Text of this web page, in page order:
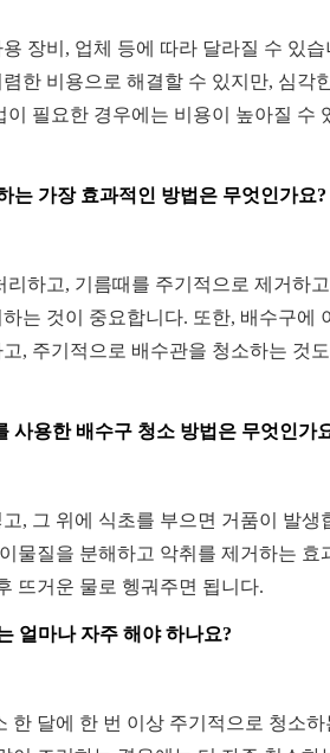
장비, 업체 등에 따라 달라질 수 있습
한 비용으로 해결할 수 있지만, 심각
필요한 경우에는 비용이 높아질 수
는 가장 효과적인 방법은 무엇인가요?
하고, 기름때를 주기적으로 제거하
는 것이 중요합니다. 또한, 배수구에
, 주기적으로 배수관을 청소하는 것
사용한 배수구 청소 방법은 무엇인가
, 그 위에 식초를 부으면 거품이 발생
물질을 분해하고 악취를 제거하는 효
뜨거운 물로 헹궈주면 됩니다.
얼마나 자주 해야 하나요?
한 달에 한 번 이상 주기적으로 청소하